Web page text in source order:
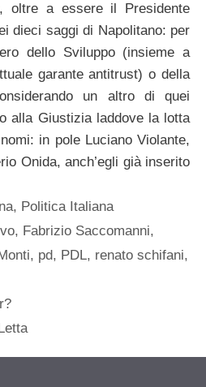
oltre a essere il Presidente
dieci saggi di Napolitano: per
dello Sviluppo (insieme a
garante antitrust) o della
un altro di quei
alla Giustizia laddove la lotta
in pole Luciano Violante,
Onida, anch’egli già inserito
, Politica Italiana
, Fabrizio Saccomanni,
, pd, PDL, renato schifani,